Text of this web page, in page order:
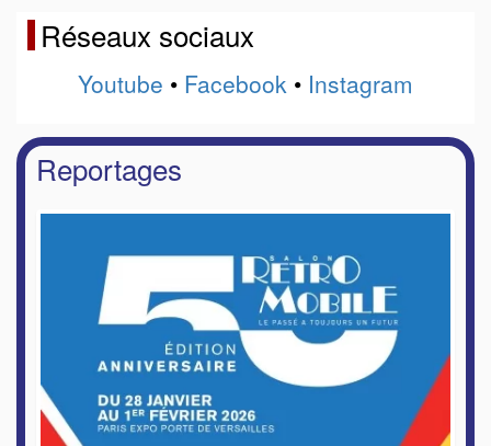
Réseaux sociaux
Youtube • Facebook • Instagram
Reportages